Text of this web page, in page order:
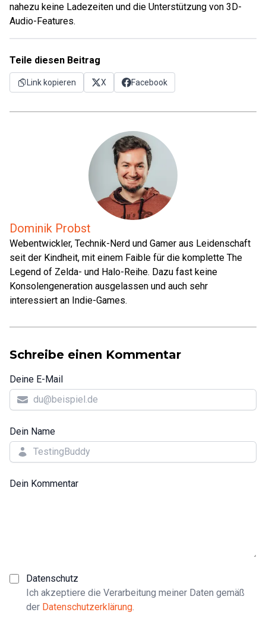
nahezu keine Ladezeiten und die Unterstützung von 3D-
Audio-Features.
Teile diesen Beitrag
Link kopieren X Facebook
Dominik Probst
Webentwickler, Technik-Nerd und Gamer aus Leidenschaft
seit der Kindheit, mit einem Faible für die komplette The
Legend of Zelda- und Halo-Reihe. Dazu fast keine
Konsolengeneration ausgelassen und auch sehr
interessiert an Indie-Games.
Schreibe einen Kommentar
Deine E-Mail
Dein Name
Dein Kommentar
Datenschutz
Ich akzeptiere die Verarbeitung meiner Daten gemäß
der Datenschutzerklärung.